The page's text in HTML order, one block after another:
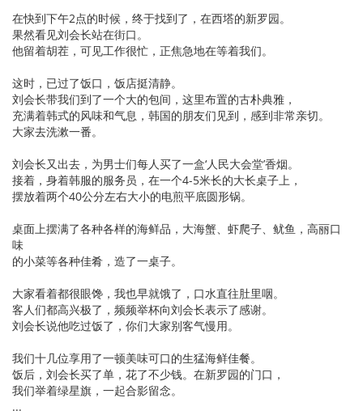
在快到下午2点的时候，终于找到了，在西塔的新罗园。
果然看见刘会长站在街口。
他留着胡茬，可见工作很忙，正焦急地在等着我们。
这时，已过了饭口，饭店挺清静。
刘会长带我们到了一个大的包间，这里布置的古朴典雅，
充满着韩式的风味和气息，韩国的朋友们见到，感到非常亲切。
大家去洗漱一番。
刘会长又出去，为男士们每人买了一盒‘人民大会堂’香烟。
接着，身着韩服的服务员，在一个4-5米长的大长桌子上，
摆放着两个40公分左右大小的电煎平底圆形锅。
桌面上摆满了各种各样的海鲜品，大海蟹、虾爬子、鱿鱼，高丽口
味
的小菜等各种佳肴，造了一桌子。
大家看着都很眼馋，我也早就饿了，口水直往肚里咽。
客人们都高兴极了，频频举杯向刘会长表示了感谢。
刘会长说他吃过饭了，你们大家别客气慢用。
我们十几位享用了一顿美味可口的生猛海鲜佳餐。
饭后，刘会长买了单，花了不少钱。在新罗园的门口，
我们举着绿星旗，一起合影留念。
...